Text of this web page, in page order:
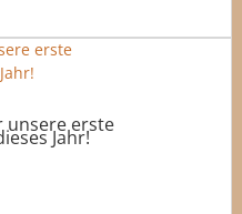
unsere erste
Jahr!